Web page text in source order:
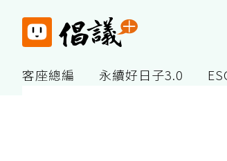
客座總編 永續好日子3.0